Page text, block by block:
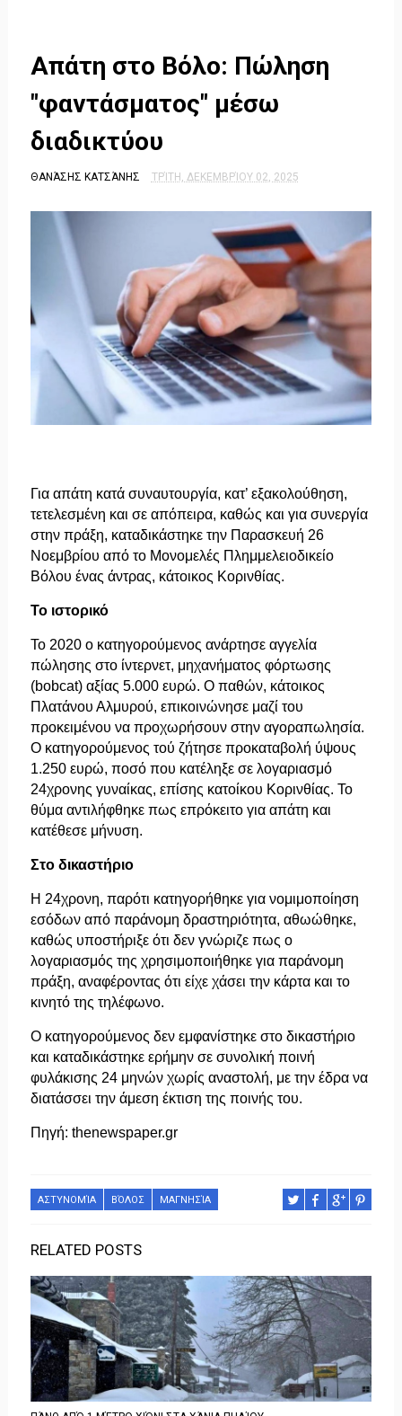
Απάτη στο Βόλο: Πώληση
"φαντάσματος" μέσω
διαδικτύου
ΘΑΝΆΣΗΣ ΚΑΤΣΆΝΗΣ ΤΡΊΤΗ, ΔΕΚΕΜΒΡΊΟΥ 02, 2025
Για απάτη κατά συναυτουργία, κατ’ εξακολούθηση,
τετελεσμένη και σε απόπειρα, καθώς και για συνεργία
στην πράξη, καταδικάστηκε την Παρασκευή 26
Νοεμβρίου από το Μονομελές Πλημμελειοδικείο
Βόλου ένας άντρας, κάτοικος Κορινθίας.
Το ιστορικό
Το 2020 ο κατηγορούμενος ανάρτησε αγγελία
πώλησης στο ίντερνετ, μηχανήματος φόρτωσης
(bobcat) αξίας 5.000 ευρώ. Ο παθών, κάτοικος
Πλατάνου Αλμυρού, επικοινώνησε μαζί του
προκειμένου να προχωρήσουν στην αγοραπωλησία.
Ο κατηγορούμενος τού ζήτησε προκαταβολή ύψους
1.250 ευρώ, ποσό που κατέληξε σε λογαριασμό
24χρονης γυναίκας, επίσης κατοίκου Κορινθίας. Το
θύμα αντιλήφθηκε πως επρόκειτο για απάτη και
κατέθεσε μήνυση.
Στο δικαστήριο
Η 24χρονη, παρότι κατηγορήθηκε για νομιμοποίηση
εσόδων από παράνομη δραστηριότητα, αθωώθηκε,
καθώς υποστήριξε ότι δεν γνώριζε πως ο
λογαριασμός της χρησιμοποιήθηκε για παράνομη
πράξη, αναφέροντας ότι είχε χάσει την κάρτα και το
κινητό της τηλέφωνο.
Ο κατηγορούμενος δεν εμφανίστηκε στο δικαστήριο
και καταδικάστηκε ερήμην σε συνολική ποινή
φυλάκισης 24 μηνών χωρίς αναστολή, με την έδρα να
διατάσσει την άμεση έκτιση της ποινής του.
Πηγή: thenewspaper.gr
ΑΣΤΥΝΟΜΊΑ ΒΌΛΟΣ ΜΑΓΝΗΣΊΑ
RELATED POSTS